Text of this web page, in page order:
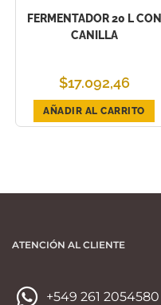
FERMENTADOR 20 L CON
CANILLA
$17.092,46
AÑADIR AL CARRITO
ATENCIÓN AL CLIENTE
+549 261 2054580